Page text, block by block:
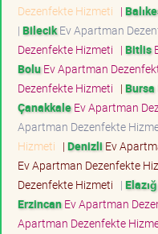
Dezenfekte Hizmeti |
| BilecikEv Apartman
Dezenfekte Hizmeti | Bitlis
BoluEv Apartman
Dezenfekte Hizmeti | Bursa
ÇanakkaleEv Apartman
Apartman Dezenfekte
Hizmeti | Denizli Ev
Ev Apartman Dezenfekte
Dezenfekte Hizmeti | Elazığ
ErzincanEv Apartman
Apartman Dezenfekte